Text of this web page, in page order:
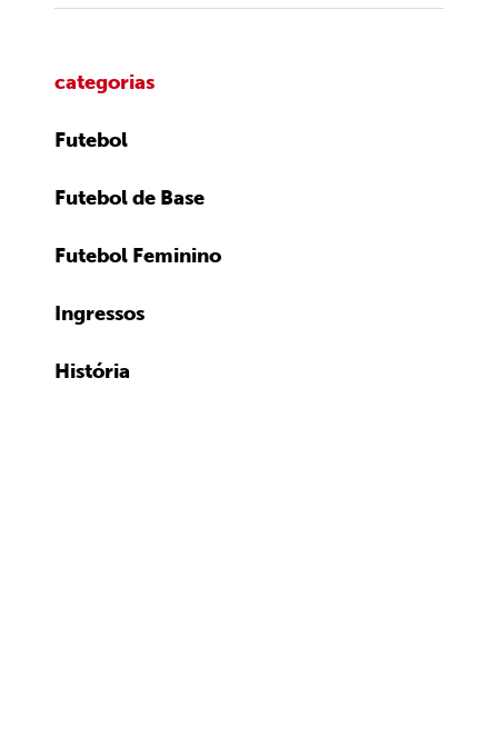
categorias
Futebol
Futebol de Base
Futebol Feminino
Ingressos
História